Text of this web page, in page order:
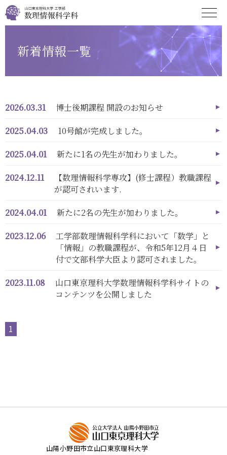
新着情報一覧
2026.03.31
博士後期課程 開設のお知らせ
2025.04.03
10号館が完成しました。
2025.04.01
新たに1名の先生が加わりました。
2024.12.11
【数理情報科学専攻】(修士課程）教職課程
が認可されいます.
2024.04.01
新たに2名の先生が加わりました。
2023.12.06
工学部数理情報科学科において「数学」と
「情報」の教職課程が、令和5年12月４日
付で文部科学大臣より認可されました。
2023.11.08
山口東京理科大学数理情報科学科サイトの
コンテンツを公開しました
1
山陽小野田市立山口東京理科大学